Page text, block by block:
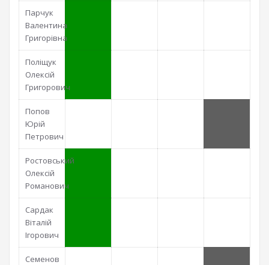
Парчук
Валентина
Григорівна
Поліщук
Олексій
Григорович
Попов
Юрій
Петрович
Ростовський
Олексій
Романович
Сардак
Віталій
Ігорович
Семенов